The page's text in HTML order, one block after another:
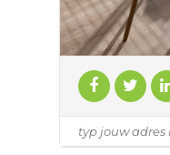
Deze ochtend
kleine groep
deelnemers.
representant.
opstellingen.
Kosten:
155 euro als je
30 euro als je